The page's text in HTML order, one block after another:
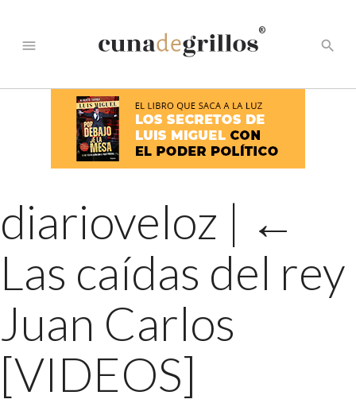
menu
®
search
diarioveloz | ←
Las caídas del rey
Juan Carlos
[VIDEOS]